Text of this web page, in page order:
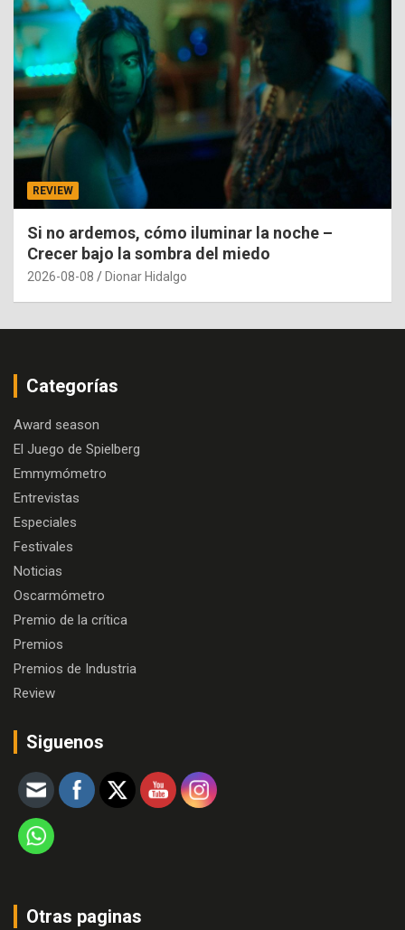
REVIEW
Si no ardemos, cómo iluminar la noche –
Crecer bajo la sombra del miedo
2026-08-08 Dionar Hidalgo
Categorías
Award season
El Juego de Spielberg
Emmymómetro
Entrevistas
Especiales
Festivales
Noticias
Oscarmómetro
Premio de la crítica
Premios
Premios de Industria
Review
Siguenos
Otras paginas